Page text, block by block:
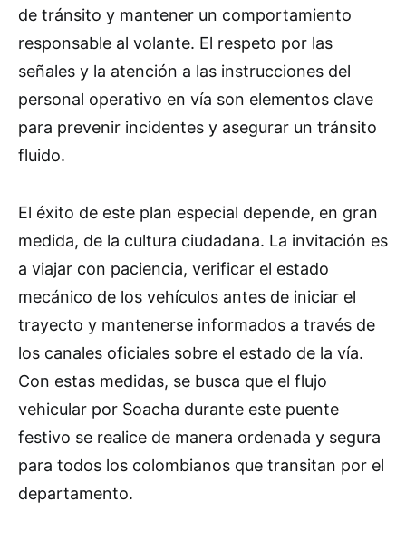
de tránsito y mantener un comportamiento
responsable al volante. El respeto por las
señales y la atención a las instrucciones del
personal operativo en vía son elementos clave
para prevenir incidentes y asegurar un tránsito
fluido.
El éxito de este plan especial depende, en gran
medida, de la cultura ciudadana. La invitación es
a viajar con paciencia, verificar el estado
mecánico de los vehículos antes de iniciar el
trayecto y mantenerse informados a través de
los canales oficiales sobre el estado de la vía.
Con estas medidas, se busca que el flujo
vehicular por Soacha durante este puente
festivo se realice de manera ordenada y segura
para todos los colombianos que transitan por el
departamento.